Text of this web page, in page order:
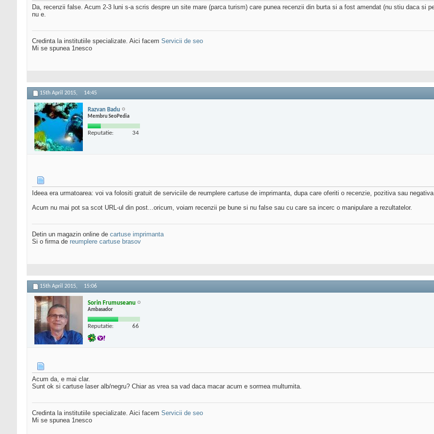
Da, recenzii false. Acum 2-3 luni s-a scris despre un site mare (parca turism) care punea recenzii din burta si a fost amendat (nu stiu daca si
nu e.
Credinta la institutiile specializate. Aici facem Servicii de seo
Mi se spunea 1nesco
15th April 2015, 14:45
Razvan Badu
Membru SeoPedia
Reputatie: 34
Ideea era urmatoarea: voi va folositi gratuit de serviciile de reumplere cartuse de imprimanta, dupa care oferiti o recenzie, pozitiva sau
Acum nu mai pot sa scot URL-ul din post...oricum, voiam recenzii pe bune si nu false sau cu care sa incerc o manipulare a rezultatelor.
Detin un magazin online de cartuse imprimanta
Si o firma de reumplere cartuse brasov
15th April 2015, 15:06
Sorin Frumuseanu
Ambasador
Reputatie: 66
Acum da, e mai clar.
Sunt ok si cartuse laser alb/negru? Chiar as vrea sa vad daca macar acum e sormea multumita.
Credinta la institutiile specializate. Aici facem Servicii de seo
Mi se spunea 1nesco